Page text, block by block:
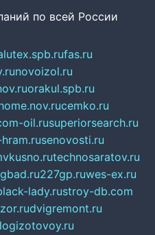
по всей России
fas.ru
novoizol.ru
orakul.spb.ru
cemko.ru
oil.rusuperiorsearch.ru
senovosti.ru
technosaratov.ru
227gp.ruwes-ex.ru
lady.rustroy-db.com
dvigremont.ru